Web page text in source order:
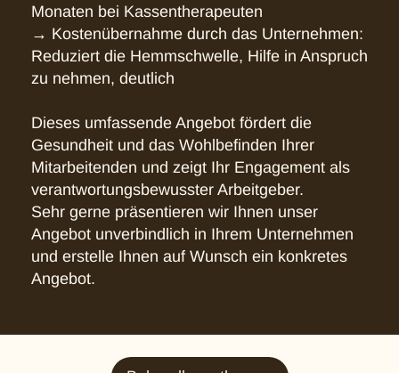
Monaten bei Kassentherapeuten
→ Kostenübernahme durch das Unternehmen:
Reduziert die Hemmschwelle, Hilfe in Anspruch
zu nehmen, deutlich
Dieses umfassende Angebot fördert die
Gesundheit und das Wohlbefinden Ihrer
Mitarbeitenden und zeigt Ihr Engagement als
verantwortungsbewusster Arbeitgeber.
Sehr gerne präsentieren wir Ihnen unser
Angebot unverbindlich in Ihrem Unternehmen
und erstelle Ihnen auf Wunsch ein konkretes
Angebot.